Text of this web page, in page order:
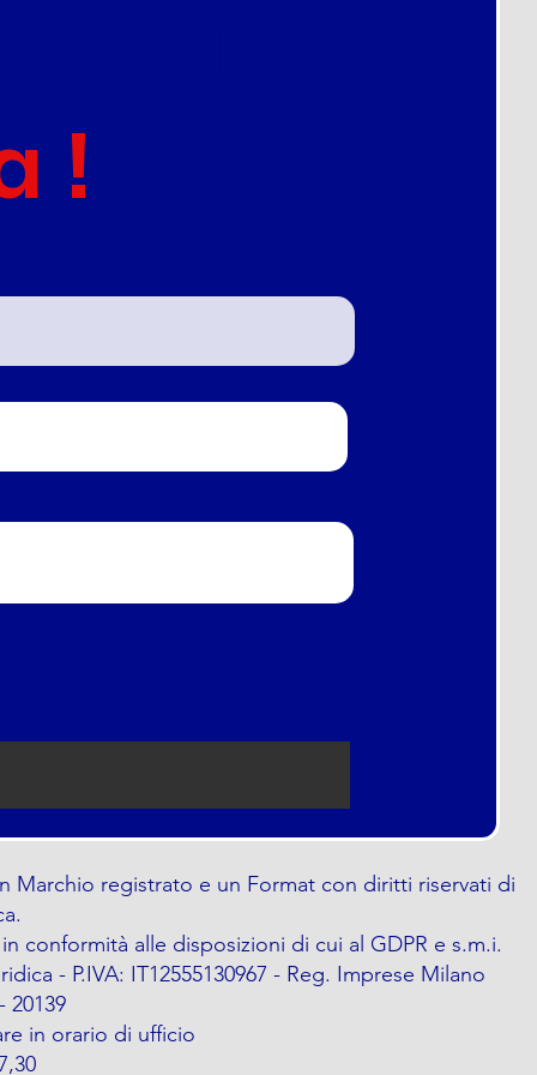
!
Marchio registrato e un Format con diritti riservati di
conformità alle disposizioni di cui al GDPR e s.m.i.
- P.IVA: IT12555130967 - Reg. Imprese Milano
20139
in orario di ufficio